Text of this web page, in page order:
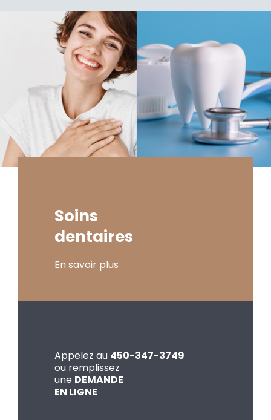
Soins
dentaires
En savoir plus
Appelez au 450-347-3749
ou remplissez
une DEMANDE
EN LIGNE